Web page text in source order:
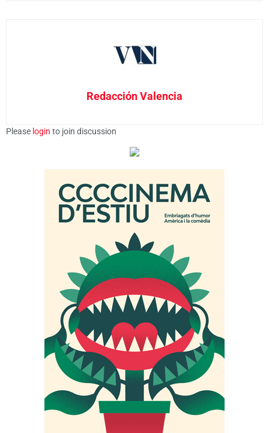
Redacción Valencia
Please login to join discussion